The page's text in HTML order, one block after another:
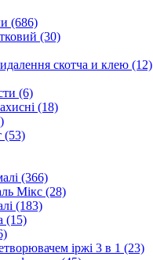
(686)
(30)
скотча и клею (12)
(6)
(18)
(53)
(366)
Мікс (28)
(183)
(15)
іржі 3 в 1 (23)